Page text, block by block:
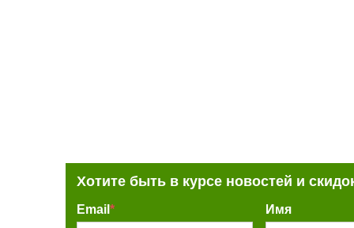
Хотите быть в курсе новостей и
Email * Имя